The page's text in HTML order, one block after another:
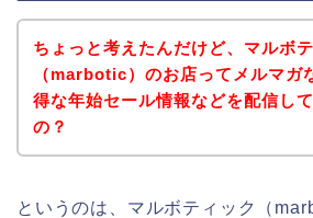
ちょっと考えたんだけど、マルボ
（marbotic）のお店ってメルマガ
得な年始セール情報などを配信し
の？
というのは、マルボティック（